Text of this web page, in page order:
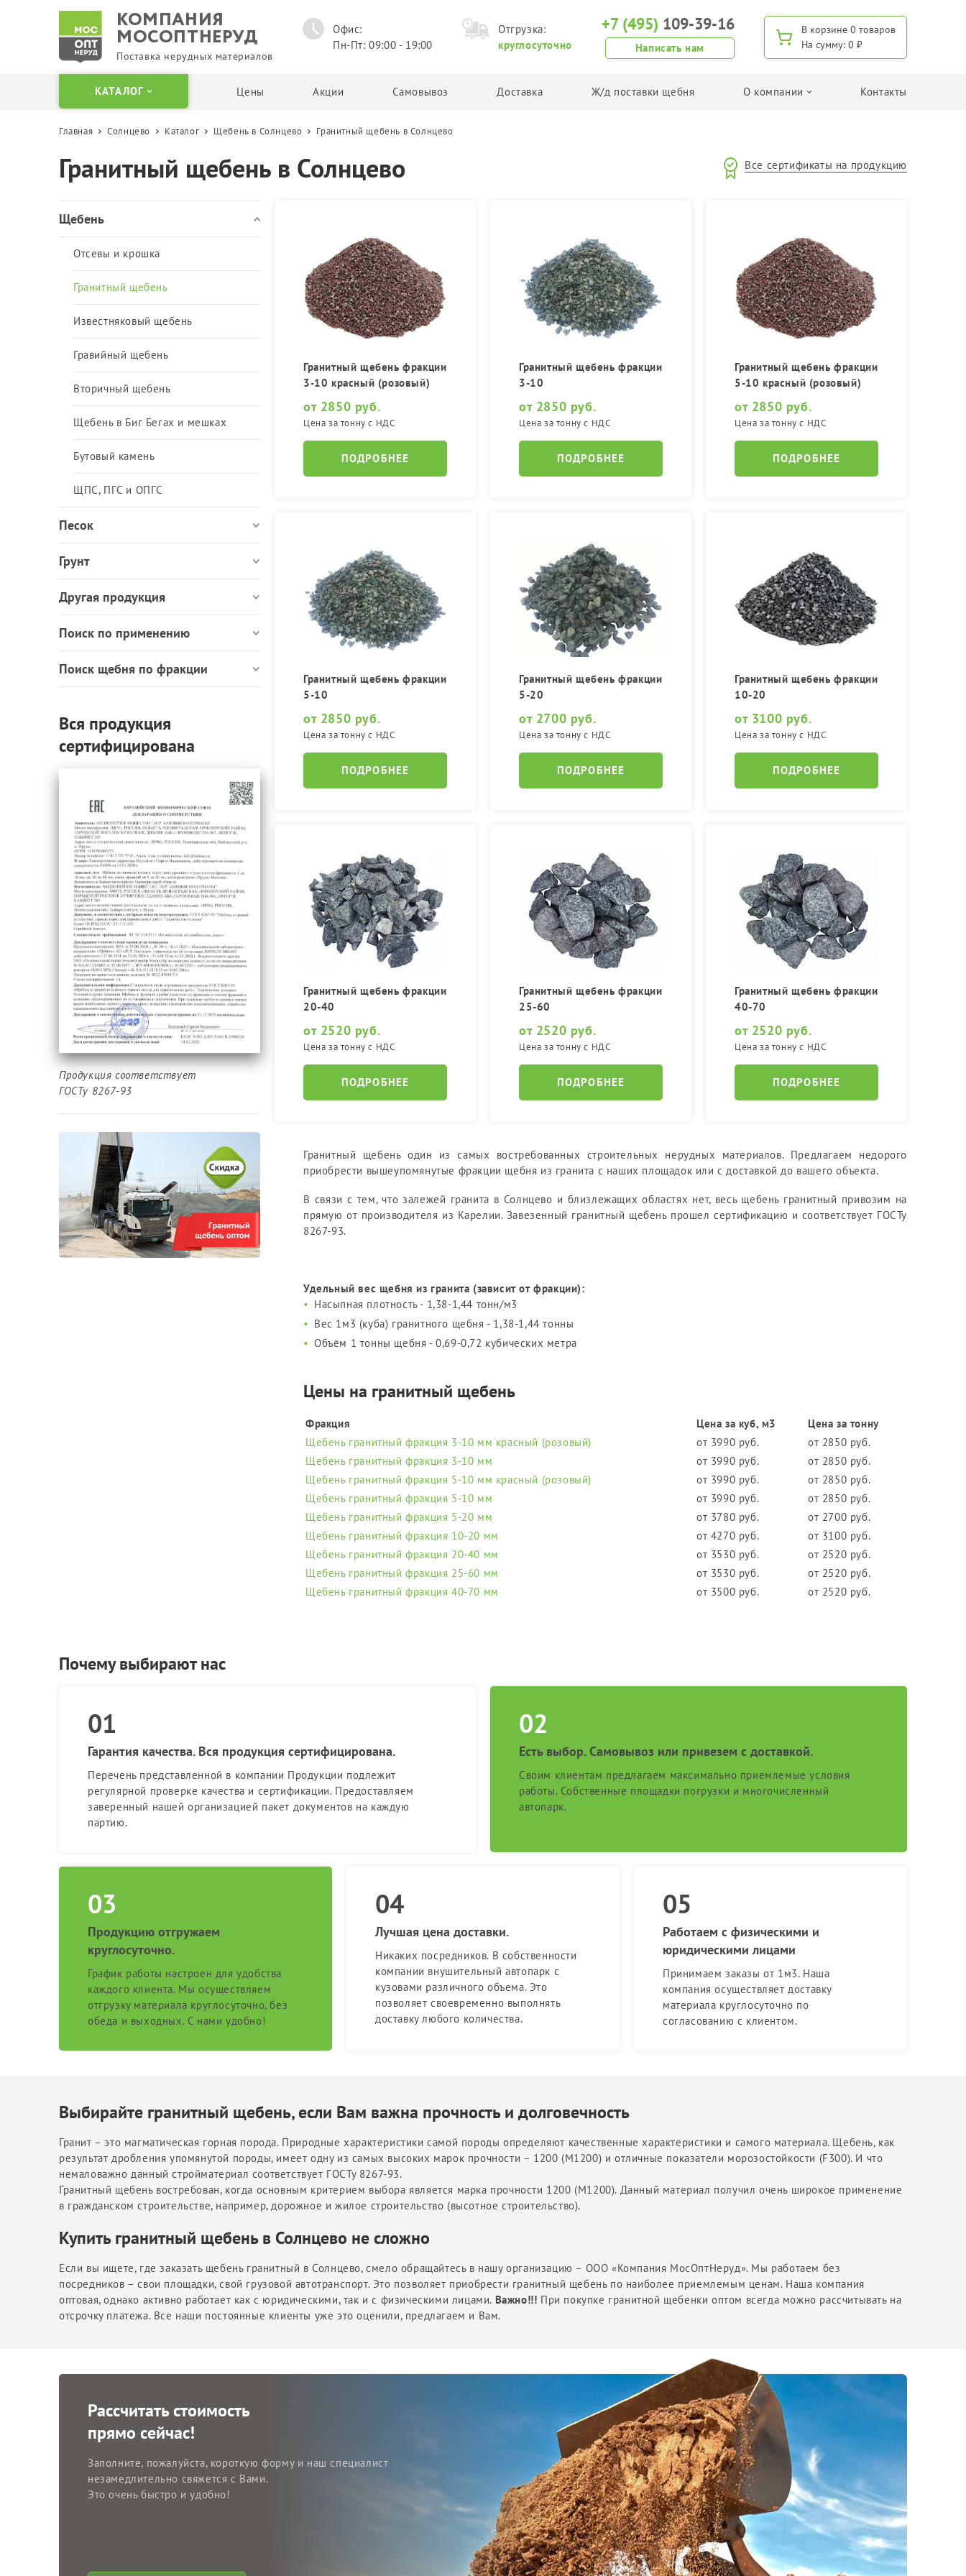
КОМПАНИЯ
МОСОПТНЕРУД
Поставка нерудных материалов
Офис:
Пн-Пт: 09:00 - 19:00
Отгрузка:
круглосуточно
+7 (495) 109-39-16
Написать нам
В корзине 0 товаров
На сумму: 0 ₽
КАТАЛОГ
Отсевы и крошка
Гранитный щебень
Гравийный щебень
Вторичный щебень
мешках
Бутовый камень
ЩПС, ПГС и ОПГС
Карьерный песок
Пескосоль
Планировочный грунт
Грунт в Биг Бегах
Для изготовления дренажа
Для приготовления бетона
Поиск щебня по фракции
Фракция 5-20 мм
Фракция 20-40 мм
Цены Акции Самовывоз Доставка Ж/д поставки щебня О компании Контакты
Главная Солнцево Каталог Щебень в Солнцево Гранитный щебень в Солнцево
Гранитный щебень в Солнцево Все сертификаты на продукцию
Щебень
Отсевы и крошка
Гранитный щебень
Известняковый щебень
Гравийный щебень
Вторичный щебень
Щебень в Биг Бегах и мешках
Бутовый камень
ЩПС, ПГС и ОПГС
Песок
Грунт
Другая продукция
Поиск по применению
Поиск щебня по фракции
Вся продукция
сертифицирована
Продукция соответствует
ГОСТу 8267-93
Гранитный щебень фракции
3-10 красный (розовый)
от 2850 руб.
Цена за тонну с НДС
ПОДРОБНЕЕ
Гранитный щебень фракции
3-10
от 2850 руб.
Цена за тонну с НДС
ПОДРОБНЕЕ
Гранитный щебень фракции
5-10 красный (розовый)
от 2850 руб.
Цена за тонну с НДС
ПОДРОБНЕЕ
Гранитный щебень фракции
5-10
от 2850 руб.
Цена за тонну с НДС
ПОДРОБНЕЕ
Гранитный щебень фракции
5-20
от 2700 руб.
Цена за тонну с НДС
ПОДРОБНЕЕ
Гранитный щебень фракции
10-20
от 3100 руб.
Цена за тонну с НДС
ПОДРОБНЕЕ
Гранитный щебень фракции
20-40
от 2520 руб.
Цена за тонну с НДС
ПОДРОБНЕЕ
Гранитный щебень фракции
25-60
от 2520 руб.
Цена за тонну с НДС
ПОДРОБНЕЕ
Гранитный щебень фракции
40-70
от 2520 руб.
Цена за тонну с НДС
ПОДРОБНЕЕ
Гранитный щебень один из самых востребованных строительных нерудных материалов. Предлагаем недорого
приобрести вышеупомянутые фракции щебня из гранита с наших площадок или с доставкой до вашего объекта.
В связи с тем, что залежей гранита в Солнцево и близлежащих областях нет, весь щебень гранитный привозим на
прямую от производителя из Карелии. Завезенный гранитный щебень прошел сертификацию и соответствует ГОСТу
8267-93.
Удельный вес щебня из гранита (зависит от фракции):
Насыпная плотность - 1,38-1,44 тонн/м3
Вес 1м3 (куба) гранитного щебня - 1,38-1,44 тонны
Объём 1 тонны щебня - 0,69-0,72 кубических метра
Цены на гранитный щебень
Фракция Цена за куб, м3
Цена за тонну
Щебень гранитный фракция 3-10 мм красный (розовый)
от 3990 руб.
от 2850 руб.
Щебень гранитный фракция 3-10 мм
от 3990 руб.
от 2850 руб.
Щебень гранитный фракция 5-10 мм красный (розовый)
от 3990 руб.
от 2850 руб.
Щебень гранитный фракция 5-10 мм
от 3990 руб.
от 2850 руб.
Щебень гранитный фракция 5-20 мм
от 3780 руб.
от 2700 руб.
Щебень гранитный фракция 10-20 мм
от 4270 руб.
от 3100 руб.
Щебень гранитный фракция 20-40 мм
от 3530 руб.
от 2520 руб.
Щебень гранитный фракция 25-60 мм
от 3530 руб.
от 2520 руб.
Щебень гранитный фракция 40-70 мм
от 3500 руб. от 2520 руб.
Почему выбирают нас
Гарантия качества. Вся продукция сертифицирована.
Перечень представленной в компании Продукции подлежит
регулярной проверке качества и сертификации. Предоставляем
заверенный нашей организацией пакет документов на каждую
партию.
Есть выбор. Самовывоз или привезем с доставкой.
Своим клиентам предлагаем максимально приемлемые условия
работы. Собственные площадки погрузки и многочисленный
автопарк.
Продукцию отгружаем
круглосуточно.
График работы настроен для удобства
каждого клиента. Мы осуществляем
отгрузку материала круглосуточно, без
обеда и выходных. С нами удобно!
Лучшая цена доставки.
Никаких посредников. В собственности
компании внушительный автопарк с
кузовами различного объема. Это
позволяет своевременно выполнять
доставку любого количества.
Работаем с физическими и
юридическими лицами
Принимаем заказы от 1м3. Наша
компания осуществляет доставку
материала круглосуточно по
согласованию с клиентом.
Выбирайте гранитный щебень, если Вам важна прочность и долговечность
Гранит – это магматическая горная порода. Природные характеристики самой породы определяют качественные характеристики и самого материала. Щебень, как
результат дробления упомянутой породы, имеет одну из самых высоких марок прочности – 1200 (М1200) и отличные показатели морозостойкости (F300). И что
немаловажно данный стройматериал соответствует ГОСТу 8267-93.
Гранитный щебень востребован, когда основным критерием выбора является марка прочности 1200 (М1200). Данный материал получил очень широкое применение
в гражданском строительстве, например, дорожное и жилое строительство (высотное строительство).
Купить гранитный щебень в Солнцево не сложно
Если вы ищете, где заказать щебень гранитный в Солнцево, смело обращайтесь в нашу организацию – ООО «Компания МосОптНеруд». Мы работаем без
посредников – свои площадки, свой грузовой автотранспорт. Это позволяет приобрести гранитный щебень по наиболее приемлемым ценам. Наша компания
оптовая, однако активно работает как с юридическими, так и с физическими лицами. Важно!!! При покупке гранитной щебенки оптом всегда можно рассчитывать на
отсрочку платежа. Все наши постоянные клиенты уже это оценили, предлагаем и Вам.
Рассчитать стоимость
прямо сейчас!
Заполните, пожалуйста, короткую форму и наш специалист
незамедлительно свяжется с Вами.
Это очень быстро и удобно!